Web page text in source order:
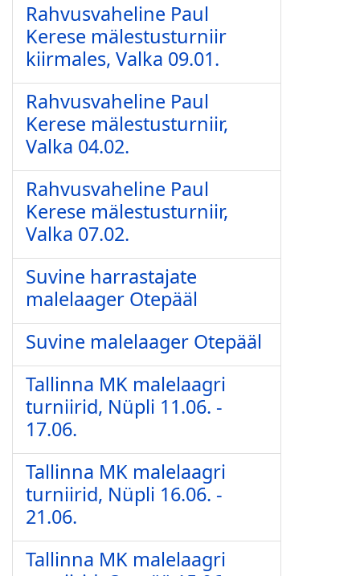
Rahvusvaheline Paul
Kerese mälestusturniir
kiirmales, Valka 09.01.
Rahvusvaheline Paul
Kerese mälestusturniir,
Valka 04.02.
Rahvusvaheline Paul
Kerese mälestusturniir,
Valka 07.02.
Suvine harrastajate
malelaager Otepääl
Suvine malelaager Otepääl
Tallinna MK malelaagri
turniirid, Nüpli 11.06. -
17.06.
Tallinna MK malelaagri
turniirid, Nüpli 16.06. -
21.06.
Tallinna MK malelaagri